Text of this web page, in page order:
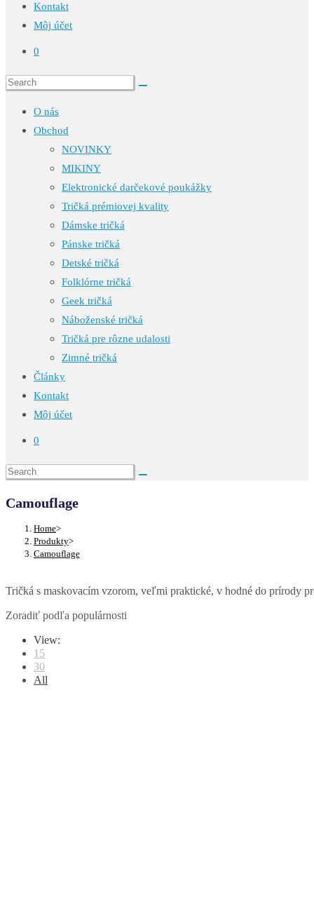
Kontakt
Môj účet
0
O nás
Obchod
NOVINKY
MIKINY
Elektronické darčekové poukážky
Tričká prémiovej kvality
Dámske tričká
Pánske tričká
Detské tričká
Folklórne tričká
Geek tričká
Náboženské tričká
Tričká pre rôzne udalosti
Zimné tričká
Články
Kontakt
Môj účet
0
Camouflage
Home>
Produkty>
Camouflage
Tričká s maskovacím vzorom, veľmi praktické, v hodné do prírody
Zoradiť podľa populárnosti
View:
15
30
All